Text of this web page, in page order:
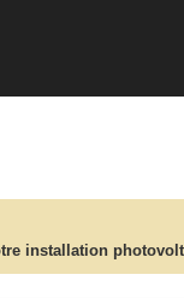
installation